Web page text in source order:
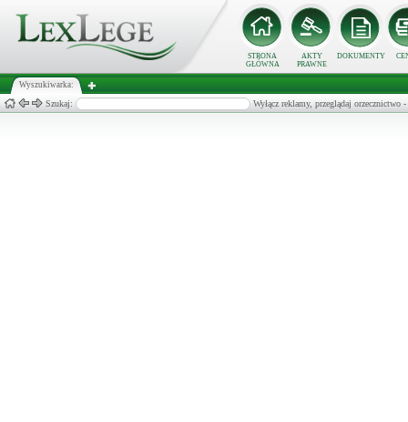
STRONA
GŁÓWNA
AKTY
PRAWNE
DOKUMENTY
Wyszukiwarka:
Szukaj: Wyłącz reklamy, przeglądaj